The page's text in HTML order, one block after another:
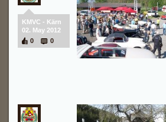
KMVC - Kärn
02. May 2012
0
0